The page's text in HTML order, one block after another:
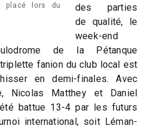
placé lors du
des parties
de qualité, le
week-end
de la Pétanque
fanion du club local est
en demi-finales. Avec
Nicolas Matthey et Daniel
battue 13-4 par les futurs
international, soit Léman-